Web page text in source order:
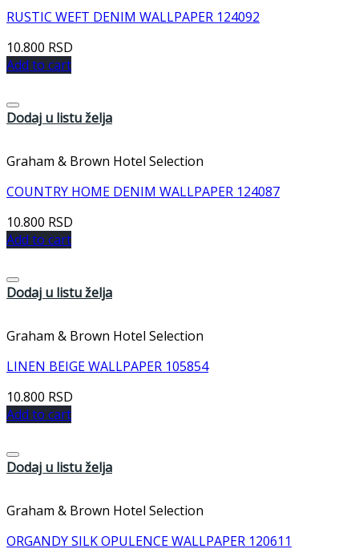
RUSTIC WEFT DENIM WALLPAPER 124092
10.800 RSD
Add to cart
Dodaj u listu želja
Graham & Brown Hotel Selection
COUNTRY HOME DENIM WALLPAPER 124087
10.800 RSD
Add to cart
Dodaj u listu želja
Graham & Brown Hotel Selection
LINEN BEIGE WALLPAPER 105854
10.800 RSD
Add to cart
Dodaj u listu želja
Graham & Brown Hotel Selection
ORGANDY SILK OPULENCE WALLPAPER 120611